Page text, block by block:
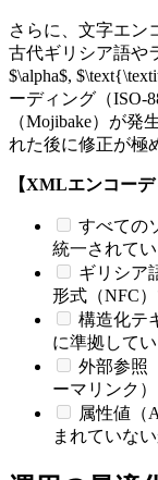
さらに、文字エン
古代ギリシア語や
$\alpha$,
ーディング（ISO-
（Mojibake）が
れた後に修正が極
【XMLエンコー
すべての
統一されてい
ギリシア
形式（NFC
構造化テ
に準拠して
外部参照
ーマリンク
属性値（
まれていない